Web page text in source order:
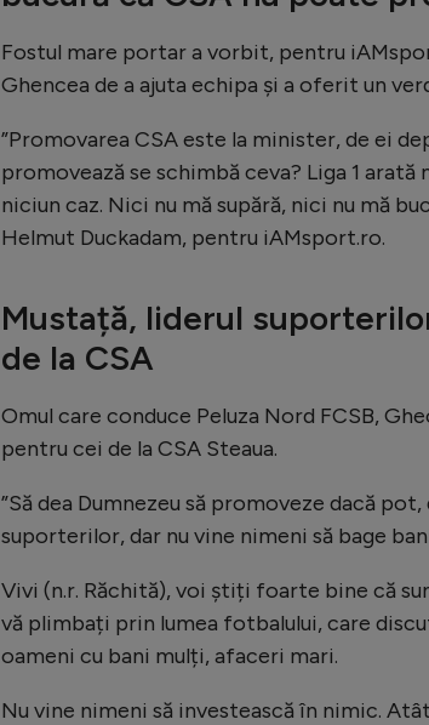
Fostul mare portar a vorbit, pentru
Ghencea de a ajuta echipa și a oferit un
”Promovarea CSA este la minister, de ei
promovează se schimbă ceva? Liga 1
niciun caz. Nici nu mă supără, nici nu mă
Helmut Duckadam, pentru iAMsport.ro.
Mustață, liderul
de la CSA
Omul care conduce Peluza Nord FCSB,
pentru cei de la CSA Steaua.
”Să dea Dumnezeu să promoveze dacă
suporterilor, dar nu vine nimeni să bage
Vivi (n.r. Răchită), voi știți foarte bine că
vă plimbați prin lumea fotbalului, care
oameni cu bani mulți, afaceri mari.
Nu vine nimeni să investească în nimic.